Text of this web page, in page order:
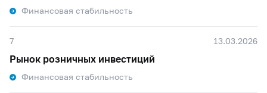
Финансовая стабильность
7 13.03.2026
Рынок розничных инвестиций
Финансовая стабильность